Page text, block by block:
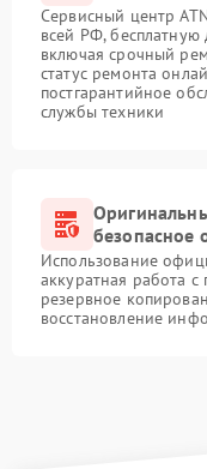
Сервисный центр
всей РФ, бесплатную
включая срочный
статус ремонта
постгарантийное
службы техники
безопасное
Использование
аккуратная работа
резервное
восстановление